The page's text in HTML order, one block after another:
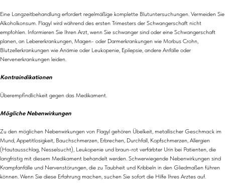
Eine Langzeitbehandlung erfordert regelmäßige komplette Blutuntersuchungen. Vermeiden Sie
Alkoholkonsum. Flagyl wird während des ersten Trimesters der Schwangerschaft nicht
empfohlen. Informieren Sie Ihren Arzt, wenn Sie schwanger sind oder eine Schwangerschaft
planen, an Lebererkrankungen, Magen- oder Darmerkrankungen wie Morbus Crohn,
Blutzellerkrankungen wie Anämie oder Leukopenie, Epilepsie, andere Anfälle oder
Nervenerkrankungen leiden.
Kontraindikationen
Überempfindlichkeit gegen das Medikament.
Mögliche Nebenwirkungen
Zu den möglichen Nebenwirkungen von Flagyl gehören Übelkeit, metallischer Geschmack im
Mund, Appetitlosigkeit, Bauchschmerzen, Erbrechen, Durchfall, Kopfschmerzen, Allergien
(Hautausschlag, Nesselsucht), Leukopenie und braun-rot verfärbter Urin bei Patienten, die
langfristig mit diesem Medikament behandelt werden. Schwerwiegende Nebenwirkungen sind
Krampfanfälle und Nervenstörungen, die zu Taubheit und Kribbeln in den Gliedmaßen führen
können. Wenn Sie diese Erfahrung machen, suchen Sie sofort die Hilfe Ihres Arztes auf.